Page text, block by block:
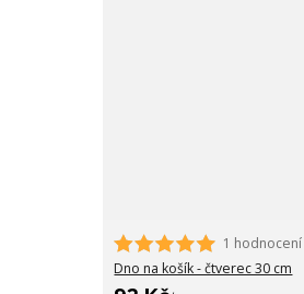
1 hodnocení
Dno na košík - čtverec 30 cm